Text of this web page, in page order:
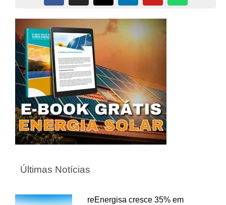
Últimas Notícias
reEnergisa cresce 35% em